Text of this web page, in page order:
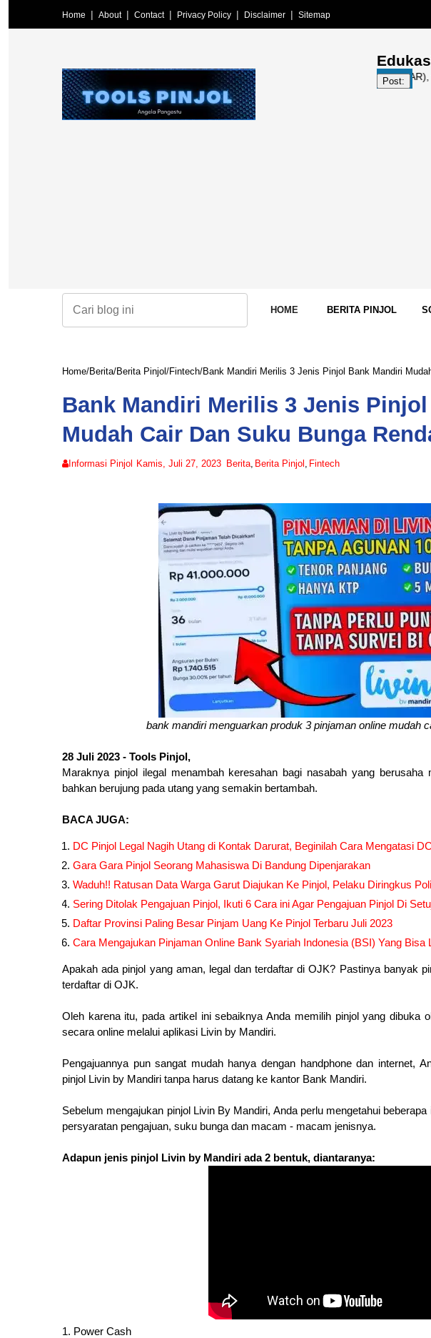
Home About Contact Privacy Policy Disclaimer Sitemap
Post:
informasi terpercaya, edukasi literasi keuangan, pinjaman online (PINDAR), fintech,
HOME BERITA PINJOL
Home/Berita/Berita Pinjol /Fintech/Bank Mandiri Merilis 3 Jenis Pinjol Bank Mandiri
Bank Mandiri Merilis 3 Jenis
Mudah Cair Dan Suku Bunga
Informasi Pinjol Kamis, Juli 27, 2023 Berita, Berita Pinjol , Fintech
bank mandiri menguarkan produk 3 pinjaman online mudah
28 Juli 2023 - Tools Pinjol,
Maraknya pinjol ilegal menambah keresahan bagi nasabah yang berusaha
bahkan berujung pada utang yang semakin bertambah.
BACA JUGA:
DC Pinjol Legal Nagih Utang di Kontak Darurat, Beginilah Cara Mengatasi
Gara Gara Pinjol Seorang Mahasiswa Di Bandung Dipenjarakan
Waduh!! Ratusan Data Warga Garut Diajukan Ke Pinjol, Pelaku Diringkus
Sering Ditolak Pengajuan Pinjol, Ikuti 6 Cara ini Agar Pengajuan Pinjol Di
Daftar Provinsi Paling Besar Pinjam Uang Ke Pinjol Terbaru Juli 2023
Cara Mengajukan Pinjaman Online Bank Syariah Indonesia (BSI) Yang Bisa
Apakah ada pinjol yang aman, legal dan terdaftar di OJK? Pastinya banyak
terdaftar di OJK.
Oleh karena itu, pada artikel ini sebaiknya Anda memilih pinjol yang dibuka
secara online melalui aplikasi Livin by Mandiri.
Pengajuannya pun sangat mudah hanya dengan handphone dan internet,
pinjol Livin by Mandiri tanpa harus datang ke kantor Bank Mandiri.
Sebelum mengajukan pinjol Livin By Mandiri, Anda perlu mengetahui
persyaratan pengajuan, suku bunga dan macam - macam jenisnya.
Adapun jenis pinjol Livin by Mandiri ada 2 bentuk, diantaranya:
1. Power Cash